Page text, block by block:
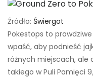
Źródło: Świergot
Pokestops to
wpaść, aby podnieść
różnych miejscach, ale
takiego w Puli Pamięci